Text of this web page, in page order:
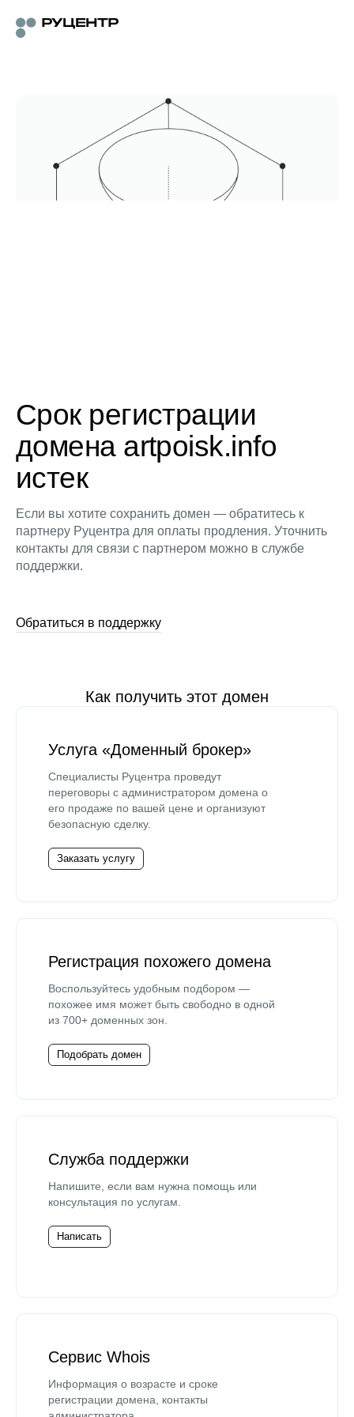
Срок регистрации
домена artpoisk.info
истек
Если вы хотите сохранить домен — обратитесь к
партнеру Руцентра для оплаты продления. Уточнить
контакты для связи с партнером можно в службе
поддержки.
Обратиться в поддержку
Как получить этот домен
Услуга «Доменный брокер»
Специалисты Руцентра проведут
переговоры с администратором домена о
его продаже по вашей цене и организуют
безопасную сделку.
Заказать услугу
Регистрация похожего домена
Воспользуйтесь удобным подбором —
похожее имя может быть свободно в одной
из 700+ доменных зон.
Подобрать домен
Служба поддержки
Напишите, если вам нужна помощь или
консультация по услугам.
Написать
Сервис Whois
Информация о возрасте и сроке
регистрации домена, контакты